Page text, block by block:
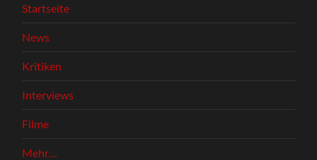
Startseite
News
Kritiken
Interviews
Filme
Mehr…